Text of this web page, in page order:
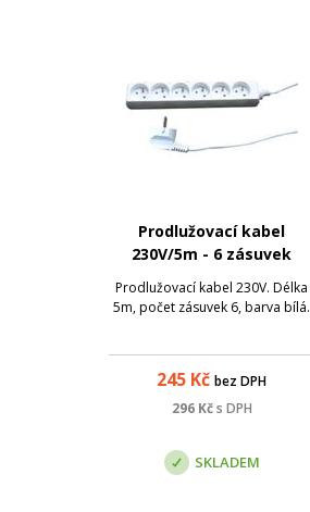
Prodlužovací kabel
230V/5m - 6 zásuvek
Prodlužovací kabel 230V. Délka
5m, počet zásuvek 6, barva bílá.
245 Kč bez DPH
296Kč s DPH
SKLADEM